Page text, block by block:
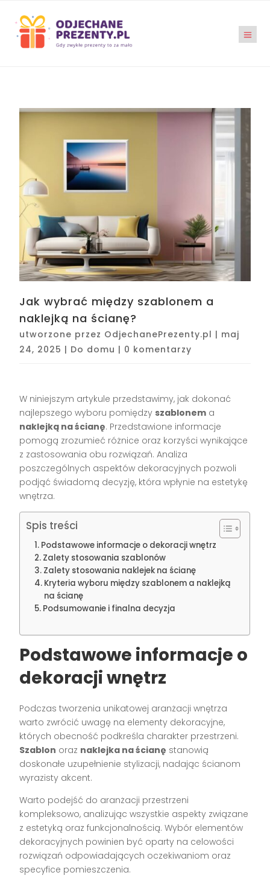
Jak wybrać między szablonem a
naklejką na ścianę?
utworzone przez OdjechanePrezenty.pl | maj
24, 2025 | Do domu | 0 komentarzy
W niniejszym artykule przedstawimy, jak dokonać
najlepszego wyboru pomiędzy szablonem a
naklejką na ścianę. Przedstawione informacje
pomogą zrozumieć różnice oraz korzyści wynikające
z zastosowania obu rozwiązań. Analiza
poszczególnych aspektów dekoracyjnych pozwoli
podjąć świadomą decyzję, która wpłynie na estetykę
wnętrza.
Spis treści
Podstawowe informacje o dekoracji wnętrz
Zalety stosowania szablonów
Zalety stosowania naklejek na ścianę
Kryteria wyboru między szablonem a naklejką
na ścianę
Podsumowanie i finalna decyzja
Podstawowe informacje o
dekoracji wnętrz
Podczas tworzenia unikatowej aranżacji wnętrza
warto zwrócić uwagę na elementy dekoracyjne,
których obecność podkreśla charakter przestrzeni.
Szablon oraz naklejka na ścianę stanowią
doskonałe uzupełnienie stylizacji, nadając ścianom
wyrazisty akcent.
Warto podejść do aranżacji przestrzeni
kompleksowo, analizując wszystkie aspekty związane
z estetyką oraz funkcjonalnością. Wybór elementów
dekoracyjnych powinien być oparty na celowości
rozwiązań odpowiadających oczekiwaniom oraz
specyfice pomieszczenia.